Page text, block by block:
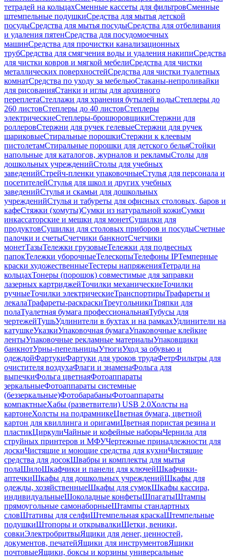
тетрадей на кольцахСменные кассеты для фильтровСменные
штемпельные подушкиСредства для мытья детской
посудыСредства для мытья посудыСредства для отбеливания
и удаления пятенСредства для посудомоечных
машинСредства для прочистки канализационных
трубСредства для смягчения воды и удаления накипиСредства
для чистки ковров и мягкой мебелиСредства для чистки
металлических поверхностейСредства для чистки туалетных
комнатСредства по уходу за мебельюСтаканы-непроливайки
для рисованияСтанки и иглы для архивного
переплетаСтеллажи для хранения бутылей водыСтеплеры до
260 листовСтеплеры до 40 листовСтеплеры
электрическиеСтеплеры-брошюровщикиСтержни для
роллеровСтержни для ручек гелевыеСтержни для ручек
шариковыеСтиральные порошкиСтержни к клеевым
пистолетамСтиральные порошки для детского бельяСтойки
напольные для каталогов, журналов и рекламыСтолы для
дошкольных учрежденийСтолы для учебных
заведенийСтрейч-пленки упаковочныеСтулья для персонала и
посетителейСтулья для школ и других учебных
заведенийСтулья и скамьи для дошкольных
учрежденийСтулья и табуреты для офисных столовых, баров и
кафеСтяжки (хомуты)Сумки из натуральной кожиСумки
инкассаторские и мешки для монетСушилки для
продуктовСушилки для столовых приборов и посудыСчетные
палочки и счетыСчетчики банкнотСчетчики
монетТазыТележки грузовыеТележки для подвесных
папокТележки уборочныеТелескопыТелефоны IPТемперные
краски художественныеТестеры напряженияТетради на
кольцахТонеры (порошок) совместимые для заправки
лазерных картриджейТочилки механическиеТочилки
ручныеТочилки электрическиеТранспортирыТрафареты и
лекалаТрафареты-раскраскиТреугольникиТряпки для
полаТуалетная бумага профессиональнаяТубусы для
чертежейТушьУдлинители в бухтах и на рамкахУдлинители на
катушкеУказкиУпаковочная бумагаУпаковочные клейкие
лентыУпаковочные рекламные материалыУпаковщики
банкнотУрны-пепельницыУтюгиУход за обувью и
одеждойФартукиФартуки для уроков трудаФетрФильтры для
очистителя воздухаФлаги и знаменаФольга для
выпечкиФольга цветнаяФотоаппараты
зеркальныеФотоаппараты системные
(беззеркальные)ФотобарабаныФотоаппараты
компактныеХабы (разветвители) USB 2.0Холсты на
картонеХолсты на подрамникеЦветная бумага, цветной
картон для квиллинга и оригамиЦветная пористая резина и
пластикЦиркулиЧайные и кофейные наборыЧернила для
струйных принтеров и МФУЧертежные принадлежности для
доскиЧистящие и моющие средства для кухниЧистящие
средства для досокШвабры и комплекты для мытья
полаШилоШкафчики и панели для ключейШкафчики-
аптечкиШкафы для дошкольных учрежденийШкафы для
одежды, хозяйственныеШкафы для сумокШкафы кассира,
индивидуальныеШоколадные конфетыШпагатыШтампы
прямоугольные самонаборныеШтампы стандартных
словШтативы для селфиШтемпельная краскаШтемпельные
подушкиШтопоры и открывалкиЩетки, веники,
совкиЭлектробритвыЯщики для денег, ценностей,
документов, печатейЯщики для инструментовЯщики
почтовыеЯщики, боксы и корзины универсальные